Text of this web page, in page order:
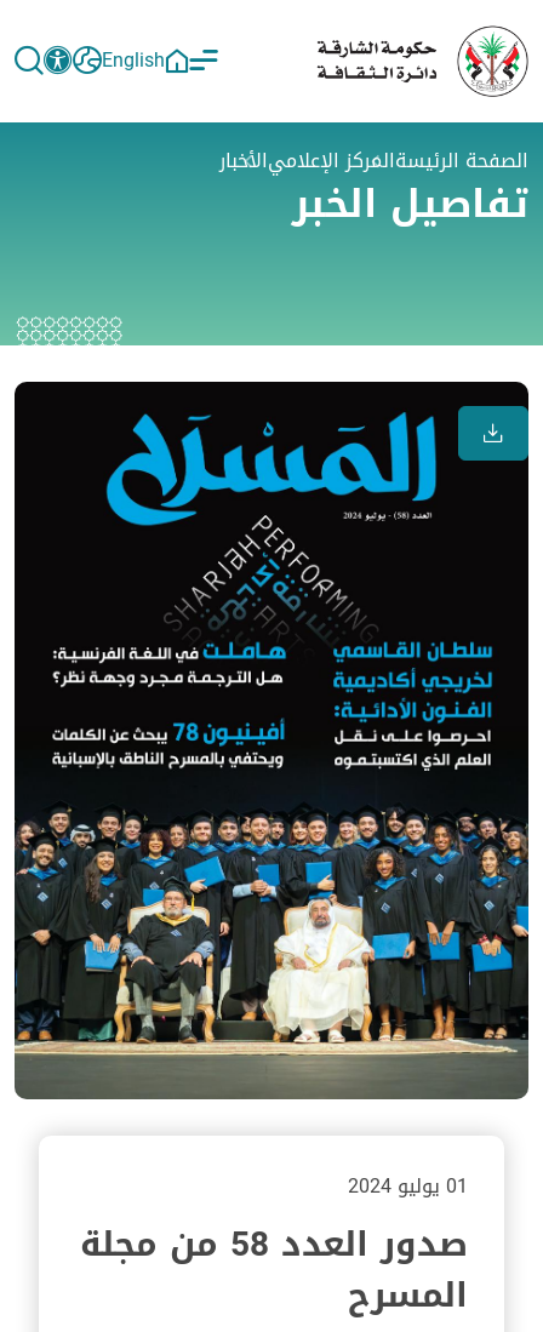
English
الصفحة الرئيسةالمركز الإعلاميالأخبار
تفاصيل الخبر
01 يوليو 2024
صدور العدد 58 من مجلة
المسرح